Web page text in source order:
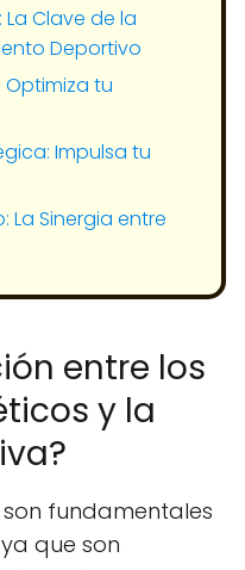
Clave de la
Deportivo
Optimiza tu
Impulsa tu
La Sinergia entre
entre los
y la
fundamentales
que son